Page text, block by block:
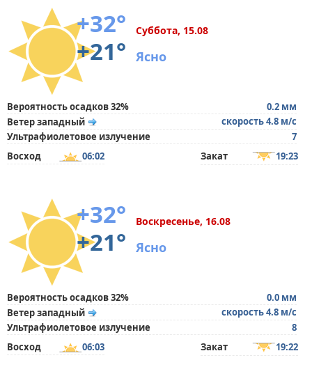
+32°
+21°
Суббота, 15.08
Ясно
Вероятность осадков 32%
0.2 мм
Ветер западный
скорость 4.8 м/с
Ультрафиолетовое излучение
7
Восход
06:02 Закат 19:23
+32°
+21°
Воскресенье, 16.08
Ясно
Вероятность осадков 32%
0.0 мм
Ветер западный
скорость 4.8 м/с
Ультрафиолетовое излучение
8
Восход
06:03 Закат 19:22